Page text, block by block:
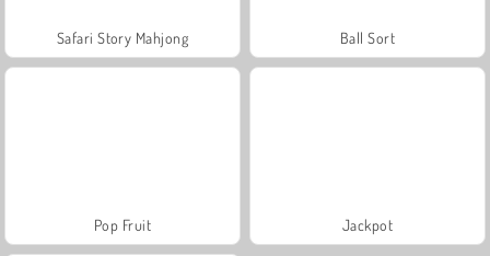
Safari Story Mahjong Ball Sort
Pop Fruit Jackpot